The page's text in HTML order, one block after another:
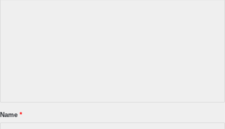
*
Name *